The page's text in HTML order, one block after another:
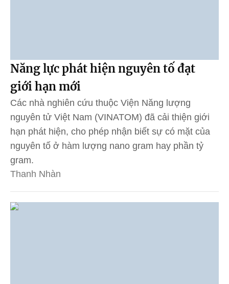
Năng lực phát hiện nguyên tố đạt
giới hạn mới
Các nhà nghiên cứu thuộc Viện Năng lượng
nguyên tử Việt Nam (VINATOM) đã cải thiện giới
hạn phát hiện, cho phép nhận biết sự có mặt của
nguyên tố ở hàm lượng nano gram hay phần tỷ
gram.
Thanh Nhàn